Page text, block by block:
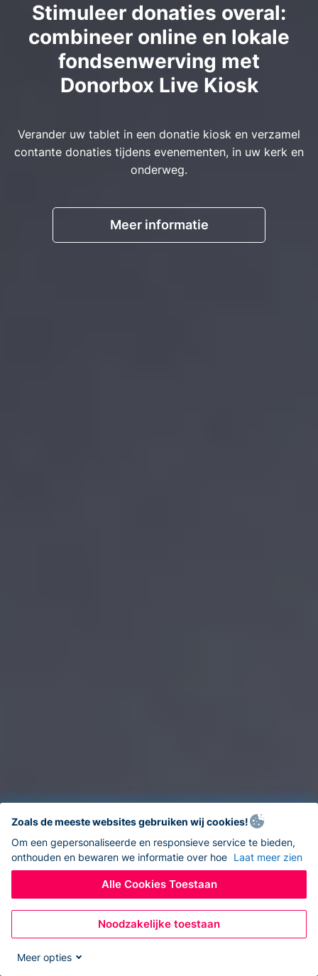
Stimuleer donaties overal:
combineer online en lokale
fondsenwerving met
Donorbox Live Kiosk
Verander uw tablet in een donatie kiosk en verzamel
contante donaties tijdens evenementen, in uw kerk en
onderweg.
Meer informatie
Zoals de meeste websites gebruiken wij cookies!
Om een gepersonaliseerde en responsieve service te bieden,
onthouden en bewaren we informatie over hoe Laat meer zien
Alle Cookies Toestaan
Noodzakelijke toestaan
Meer opties